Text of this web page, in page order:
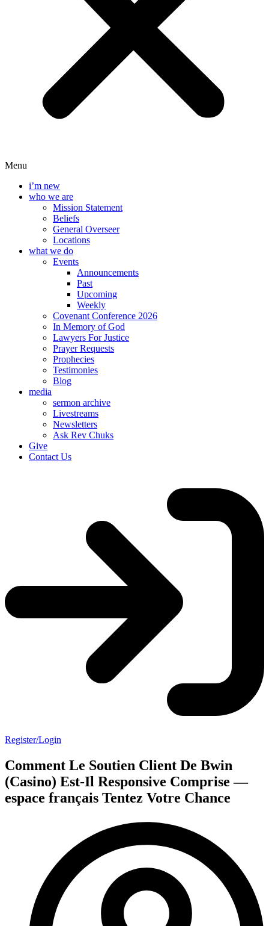
Menu
i’m new
who we are
Mission Statement
Beliefs
General Overseer
Locations
what we do
Events
Announcements
Past
Upcoming
Weekly
Covenant Conference 2026
In Memory of God
Lawyers For Justice
Prayer Requests
Prophecies
Testimonies
Blog
media
sermon archive
Livestreams
Newsletters
Ask Rev Chuks
Give
Contact Us
Register/Login
Comment Le Soutien Client De Bwin
(Casino) Est-Il Responsive Comprise —
espace français Tentez Votre Chance